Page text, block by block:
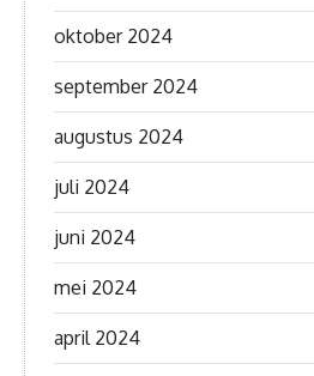
oktober 2024
september 2024
augustus 2024
juli 2024
juni 2024
mei 2024
april 2024